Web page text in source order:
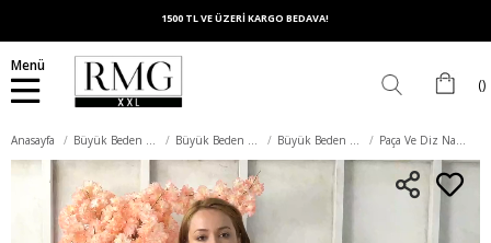
1500 TL VE ÜZERİ KARGO BEDAVA!
Menü
Anasayfa Büyük Beden Alt Giyim Büyük Beden Pantolon Büyük Beden Kot Pantolon Paça Ve Diz Nakış Detaylı Yırtıklı Büyük Beden Mavi Kot Pantolon